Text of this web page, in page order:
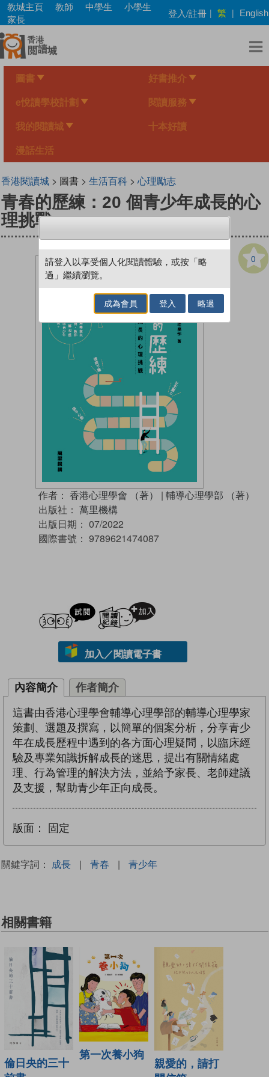
Skip
main
content
教城主頁 教師 中學生
小學生
家長
登入/註冊 | 繁 | English
圖書 好書推介
e悅讀學校計劃 閱讀服務
我的閱讀城 十本好讀
漫話生活
香港閱讀城> 圖書 > 生活百科> 心理勵志
青春的歷練：20 個青少年成長的心
理挑戰
0
作者： 香港心理學會 （著） | 輔導心理學部 （著）
出版社： 萬里機構
出版日期： 07/2022
國際書號： 9789621474087
試閲
加入／閱讀電子書
內容簡介 作者簡介
這書由香港心理學會輔導心理學部的輔導心理學家
策劃、選題及撰寫，以簡單的個案分析，分享青少
年在成長歷程中遇到的各方面心理疑問，以臨床經
驗及專業知識拆解成長的迷思，提出有關情緒處
理、行為管理的解決方法，並給予家長、老師建議
及支援，幫助青少年正向成長。
版面： 固定
關鍵字詞： 成長 | 青春 | 青少年
相關書籍
倫日央的三十
第一次養小狗
親愛的，請打
請登入以享受個人化閱讀體驗，或按「略
過」繼續瀏覽。
成為會員 登入 略過